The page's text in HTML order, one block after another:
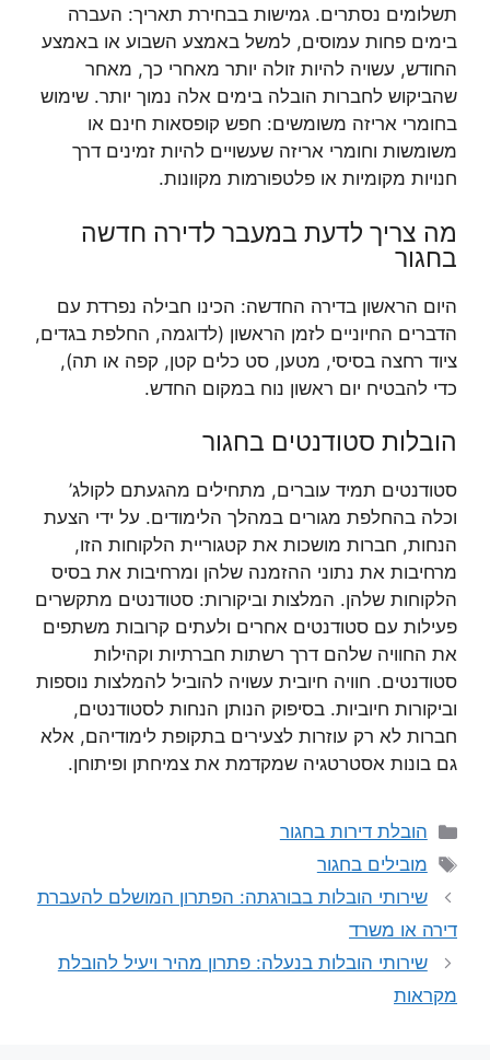
תשלומים נסתרים. גמישות בבחירת תאריך: העברה
בימים פחות עמוסים, למשל באמצע השבוע או באמצע
החודש, עשויה להיות זולה יותר מאחרי כך, מאחר
שהביקוש לחברות הובלה בימים אלה נמוך יותר. שימוש
בחומרי אריזה משומשים: חפש קופסאות חינם או
משומשות וחומרי אריזה שעשויים להיות זמינים דרך
חנויות מקומיות או פלטפורמות מקוונות.
מה צריך לדעת במעבר לדירה חדשה
בחגור
היום הראשון בדירה החדשה: הכינו חבילה נפרדת עם
הדברים החיוניים לזמן הראשון (לדוגמה, החלפת בגדים,
ציוד רחצה בסיסי, מטען, סט כלים קטן, קפה או תה),
כדי להבטיח יום ראשון נוח במקום החדש.
הובלות סטודנטים בחגור
סטודנטים תמיד עוברים, מתחילים מהגעתם לקולג’
וכלה בהחלפת מגורים במהלך הלימודים. על ידי הצעת
הנחות, חברות מושכות את קטגוריית הלקוחות הזו,
מרחיבות את נתוני ההזמנה שלהן ומרחיבות את בסיס
הלקוחות שלהן. המלצות וביקורות: סטודנטים מתקשרים
פעילות עם סטודנטים אחרים ולעתים קרובות משתפים
את החוויה שלהם דרך רשתות חברתיות וקהילות
סטודנטים. חוויה חיובית עשויה להוביל להמלצות נוספות
וביקורות חיוביות. בסיפוק הנותן הנחות לסטודנטים,
חברות לא רק עוזרות לצעירים בתקופת לימודיהם, אלא
גם בונות אסטרטגיה שמקדמת את צמיחתן ופיתוחן.
קטגוריות
הובלת דירות בחגור
תגיות
מובילים בחגור
שירותי הובלות בבורגתה: הפתרון המושלם להעברת
דירה או משרד
שירותי הובלות בנעלה: פתרון מהיר ויעיל להובלת
מקראות